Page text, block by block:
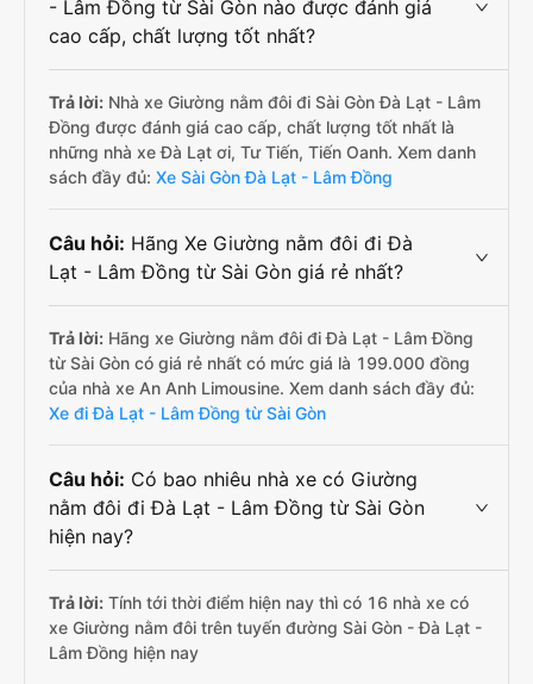
- Lâm Đồng từ Sài Gòn nào được đánh giá
cao cấp, chất lượng tốt nhất?
Trả lời: Nhà xe Giường nằm đôi đi Sài Gòn Đà Lạt - Lâm
Đồng được đánh giá cao cấp, chất lượng tốt nhất là
những nhà xe Đà Lạt ơi, Tư Tiến, Tiến Oanh. Xem danh
sách đầy đủ: Xe Sài Gòn Đà Lạt - Lâm Đồng
Câu hỏi: Hãng Xe Giường nằm đôi đi Đà
Lạt - Lâm Đồng từ Sài Gòn giá rẻ nhất?
Trả lời: Hãng xe Giường nằm đôi đi Đà Lạt - Lâm Đồng
từ Sài Gòn có giá rẻ nhất có mức giá là 199.000 đồng
của nhà xe An Anh Limousine. Xem danh sách đầy đủ:
Xe đi Đà Lạt - Lâm Đồng từ Sài Gòn
Câu hỏi: Có bao nhiêu nhà xe có Giường
nằm đôi đi Đà Lạt - Lâm Đồng từ Sài Gòn
hiện nay?
Trả lời: Tính tới thời điểm hiện nay thì có 16 nhà xe có
xe Giường nằm đôi trên tuyến đường Sài Gòn - Đà Lạt -
Lâm Đồng hiện nay